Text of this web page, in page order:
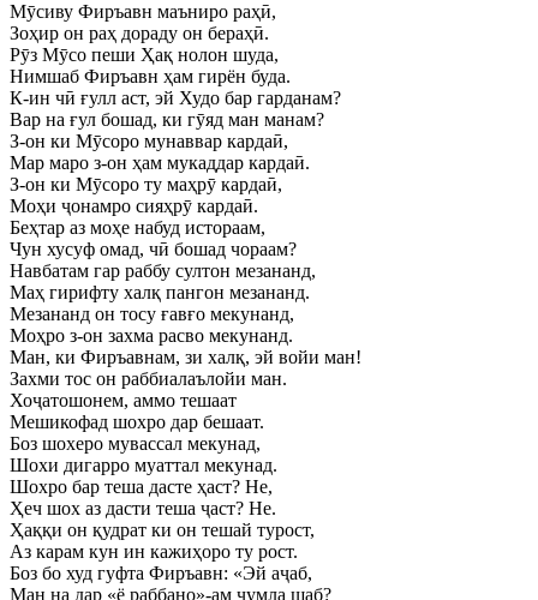
Мӯсиву Фиръавн маъниро раҳӣ,
Зоҳир он раҳ дораду он бераҳӣ.
Рӯз Мӯсо пеши Ҳақ нолон шуда,
Нимшаб Фиръавн ҳам гирён буда.
К-ин чӣ ғулл аст, эй Худо бар гарданам?
Вар на ғул бошад, ки гӯяд ман манам?
З-он ки Мӯсоро мунаввар кардаӣ,
Мар маро з-он ҳам мукаддар кардаӣ.
З-он ки Мӯсоро ту маҳрӯ кардаӣ,
Моҳи ҷонамро сияҳрӯ кардаӣ.
Беҳтар аз моҳе набуд истораам,
Чун хусуф омад, чӣ бошад чораам?
Навбатам гар раббу султон мезананд,
Маҳ гирифту халқ пангон мезананд.
Мезананд он тосу ғавғо мекунанд,
Моҳро з-он захма расво мекунанд.
Ман, ки Фиръавнам, зи халқ, эй войи ман!
Захми тос он раббиалаълойи ман.
Хоҷатошонем, аммо тешаат
Мешикофад шохро дар бешаат.
Боз шохеро мувассал мекунад,
Шохи дигарро муаттал мекунад.
Шохро бар теша дасте ҳаст? Не,
Ҳеч шох аз дасти теша ҷаст? Не.
Ҳаққи он қудрат ки он тешай турост,
Аз карам кун ин кажиҳоро ту рост.
Боз бо худ гуфта Фиръавн: «Эй аҷаб,
Ман на дар «ё раббано»-ам ҷумла шаб?